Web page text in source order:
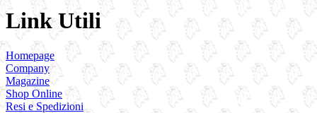
Link Utili
Homepage
Company
Magazine
Shop Online
Resi e Spedizioni